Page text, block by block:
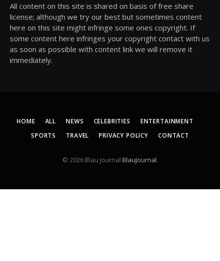
All content on this site is shared on basis of free share
license; although we try our best but sometimes content
here on this site might infringe some ones copyright. If
some content here infringes your copyright contact with us
as soon as possible with content link we will remove it
immediately.
HOME ALL NEWS CELEBRITIES
ENTERTAINMENT
SPORTS
TRAVEL PRIVACY POLICY CONTACT
© 2026 Blau Journal BlauJournal.